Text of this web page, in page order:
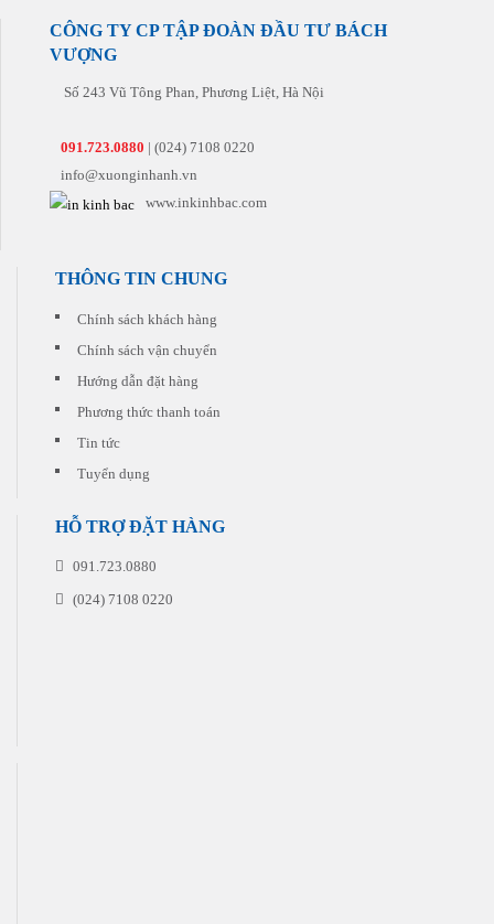
CÔNG TY CP TẬP ĐOÀN ĐẦU TƯ BÁCH
VƯỢNG
Số 243 Vũ Tông Phan, Phương Liệt, Hà Nội
091.723.0880 | (024) 7108 0220
info@xuonginhanh.vn
www.inkinhbac.com
THÔNG TIN CHUNG
Chính sách khách hàng
Chính sách vận chuyển
Hướng dẫn đặt hàng
Phương thức thanh toán
Tin tức
Tuyển dụng
HỖ TRỢ ĐẶT HÀNG
091.723.0880
(024) 7108 0220